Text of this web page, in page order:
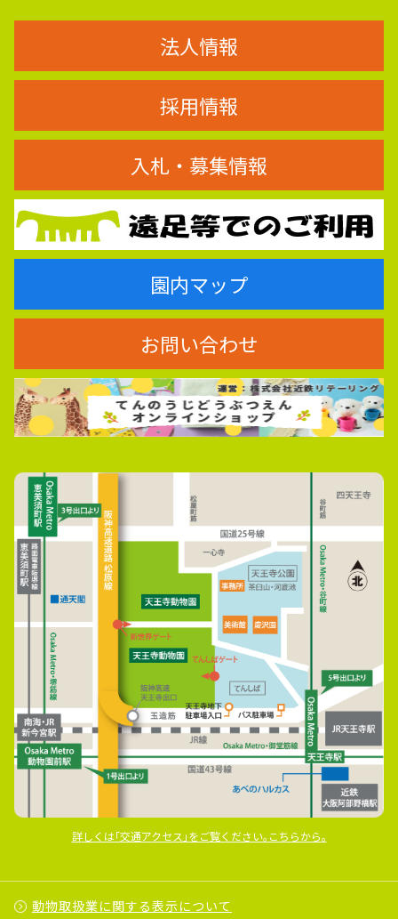
法人情報
採用情報
入札・募集情報
園内マップ
お問い合わせ
詳しくは｢交通アクセス｣をご覧ください｡こちらから｡
動物取扱業に関する表示について